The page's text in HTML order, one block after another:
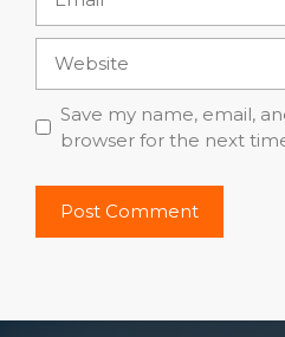
Save my name, email,
browser for the next